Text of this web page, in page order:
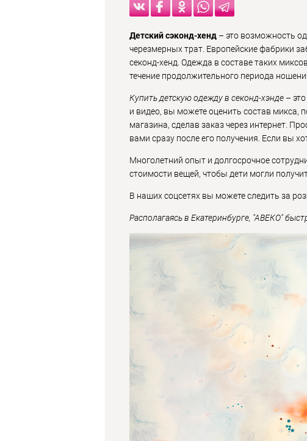
Детский сэконд-хенд – это возможность
черезмерных трат. Европейские фабрики
секонд-хенд. Одежда в составе таких
течение продолжительного периода
Купить детскую одежду в секонд-хэнде –
и видео, вы можете оценить состав микса,
магазина, сделав заказ через интернет.
вами сразу после его получения. Если вы
Многолетний опыт и долгосрочное
стоимости вещей, чтобы дети могли
В наших соцсетях вы можете следить за
Располагаясь в Екатеринбурге, "АВЕКО"